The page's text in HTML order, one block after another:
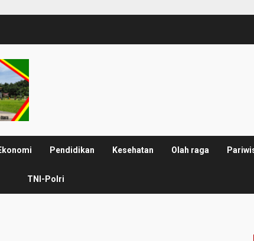
Pendidikan Kesehatan Olah raga
TNI-Polri